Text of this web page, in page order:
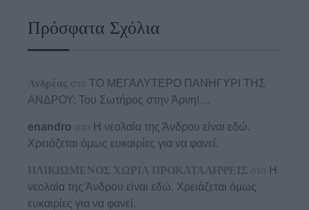
Πρόσφατα Σχόλια
Ανδρέας στο ΤΟ ΜΕΓΑΛΥΤΕΡΟ ΠΑΝΗΓΥΡΙ ΤΗΣ
ΑΝΔΡΟΥ: Του Σωτήρος στην Άρνη!…
enandro στο Η νεολαία της Άνδρου είναι εδώ.
Χρειάζεται όμως ευκαιρίες για να φανεί.
ΗΛΙΚΙΩΜΕΝΟΣ ΧΩΡΙΑ ΠΡΟΚΑΤΑΛΗΨΕΙΣ στο Η
νεολαία της Άνδρου είναι εδώ. Χρειάζεται όμως
ευκαιρίες για να φανεί.